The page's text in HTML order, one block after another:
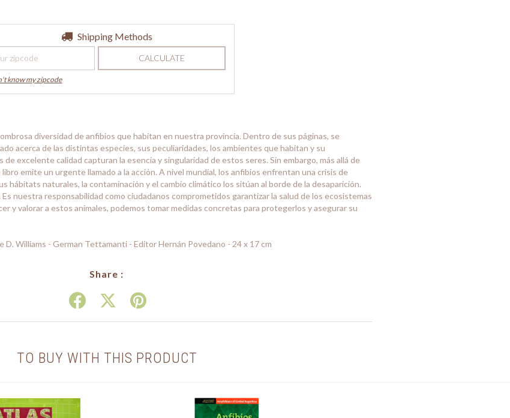
for zipcode: Shipping Methods
CALCULATE
know my zipcode
diversidad de anfibios que habitan en nuestra provincia. Dentro de sus páginas, se
acerca de las distintas especies, sus peculiaridades, los ambientes que habitan y su
excelente calidad capturan la esencia y singularidad de estos seres. Sin embargo, más allá de
emite un urgente llamado a la acción. A nivel mundial, los anfibios enfrentan una crisis de
hábitats naturales, la contaminación y el cambio climático los sitúan al borde de la desaparición.
nuestra responsabilidad como ciudadanos comprometidos garantizar la salud de los ecosistemas
y valorar a estos animales, podemos tomar medidas concretas para protegerlos y asegurar su
D. Williams - German Tettamanti - Editor Hernán Povedano - 24 x 17 cm
Share :
TO BUY WITH THIS PRODUCT